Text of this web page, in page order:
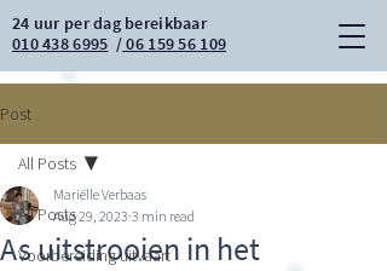
010 438 6995 /06 159 56 109
24 uur per dag bereikbaar
Post
All Posts
Voorbereiding uitvaart
All Posts
As uitstrooien in het
Mariëlle Verbaas
Aug 29, 2023 3 min read